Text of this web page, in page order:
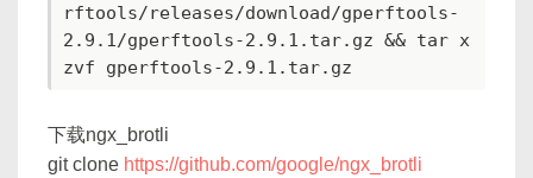
rftools/releases/download/gperftools-
2.9.1/gperftools-2.9.1.tar.gz && tar x
下载ngx_brotli
git clone https://github.com/google/ngx_brotli